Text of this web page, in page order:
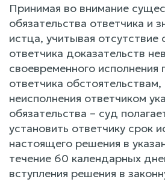
Принимая во внимание
обязательства ответчика и
истца, учитывая отсутствие
ответчика доказательств
своевременного исполнения
ответчика
неисполнения ответчиком
обязательства – суд
установить ответчику срок
настоящего решения в
течение 60 календарных
вступления решения в